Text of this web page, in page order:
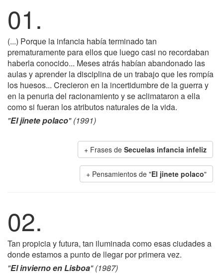
01.
(...) Porque la infancia había terminado tan
prematuramente para ellos que luego casi no recordaban
haberla conocido... Meses atrás habían abandonado las
aulas y aprender la disciplina de un trabajo que les rompía
los huesos... Crecieron en la incertidumbre de la guerra y
en la penuria del racionamiento y se aclimataron a ella
como si fueran los atributos naturales de la vida.
"El jinete polaco" (1991)
+ Frases de Secuelas infancia infeliz
+ Pensamientos de "El jinete polaco"
02.
Tan propicia y futura, tan iluminada como esas ciudades a
donde estamos a punto de llegar por primera vez.
"El invierno en Lisboa" (1987)